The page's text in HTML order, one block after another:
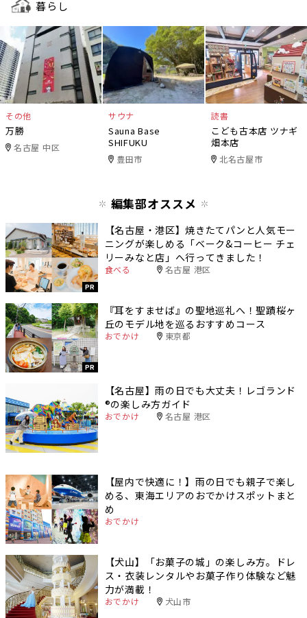
暮らし
その他
万勝
名古屋 中区
サウナ
Sauna Base
SHIFUKU
豊田市
読書
こども古本店 ツナギ
畑本店
北名古屋市
編集部オススメ
PR
【名古屋・港区】焼きたてパンと人気モー
ニングが楽しめる「ベーク&コーヒー チェ
リーみなと店」へ行ってきました！
食べる 名古屋 港区
PR
『耳をすませば』の聖地巡礼へ！聖蹟桜ヶ
丘のモデル地を巡るおすすめコース
おでかけ 東京都
【名古屋】雨の日でも大丈夫！レゴランド
®️の楽しみ方ガイド
おでかけ 名古屋 港区
【屋内で快適に！】雨の日でも親子で楽し
める、東海エリアのおでかけスポットまと
め
おでかけ
【犬山】「お菓子の城」の楽しみ方。ドレ
ス・衣装レンタルやお菓子作り体験など魅
力が満載！
おでかけ 犬山市